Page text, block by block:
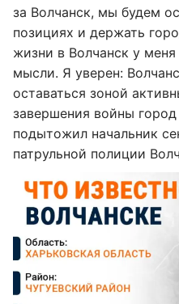
за Волчанск, мы будем
позициях и держать
жизни в Волчанск у
мысли. Я уверен:
оставаться зоной
завершения войны
подытожил начальник
патрульной полиции